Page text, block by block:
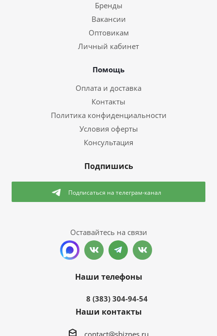
Бренды
Вакансии
Оптовикам
Личный кабинет
Помощь
Оплата и доставка
Контакты
Политика конфиденциальности
Условия оферты
Консультация
Подпишись
Подписаться на телеграм-канал
Оставайтесь на связи
Наши телефоны
8 (383) 304-94-54
Наши контакты
contact@sbiznes.ru